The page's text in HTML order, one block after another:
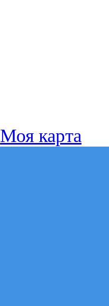
Моя карта